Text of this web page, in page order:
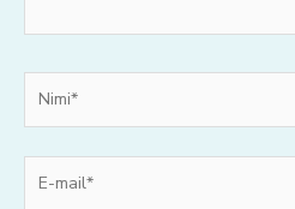
mail*